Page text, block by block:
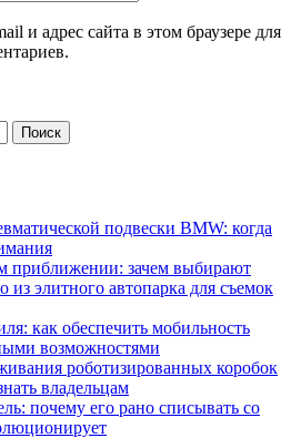
и адрес сайта в этом браузере для
подвески BMW: когда
приближении: зачем выбирают
из элитного автопарка для съемок
как обеспечить мобильность
возможностями
роботизированных коробок
владельцам
почему его рано списывать со